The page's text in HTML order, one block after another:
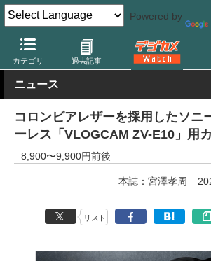
Powered by
カテゴリ 過去記事
デジカメ Watch 撮影用品 ボディケース
ニュース
コロンビアレザーを採用したソニ
ーレス「VLOGCAM ZV-E10」用
8,900〜9,900円前後
本誌：宮澤孝周
リスト